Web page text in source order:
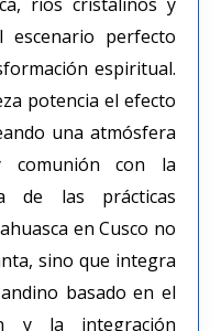
escenario perfecto
espiritual.
potencia el efecto
una atmósfera
comunión con la
de las prácticas
en Cusco no
sino que integra
basado en el
y la integración